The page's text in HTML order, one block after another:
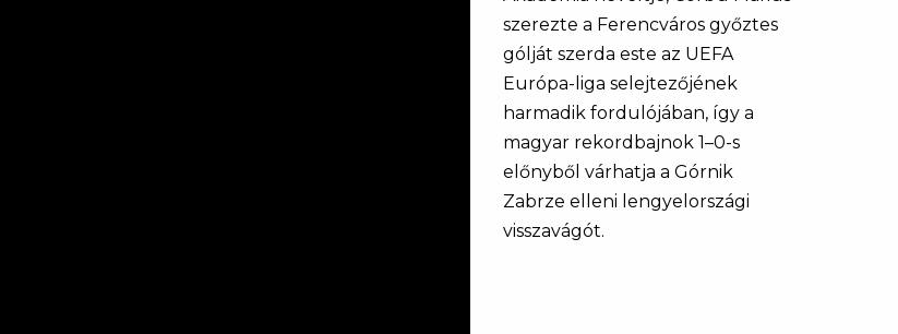
szerezte a Ferencváros győztes
gólját szerda este az UEFA
Európa-liga selejtezőjének
harmadik fordulójában, így a
magyar rekordbajnok 1–0-s
előnyből várhatja a Górnik
Zabrze elleni lengyelországi
visszavágót.